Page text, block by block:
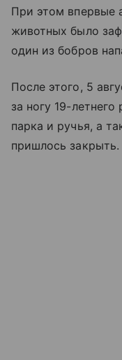
При этом впервые
животных было
один из бобров
После этого, 5
за ногу 19-
парка и ручья, а
пришлось закрыть.